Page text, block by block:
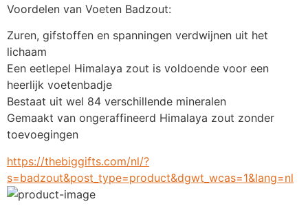
Voordelen van Voeten Badzout:
Zuren, gifstoffen en spanningen verdwijnen uit het
lichaam
Een eetlepel Himalaya zout is voldoende voor een
heerlijk voetenbadje
Bestaat uit wel 84 verschillende mineralen
Gemaakt van ongeraffineerd Himalaya zout zonder
toevoegingen
https://thebiggifts.com/nl/?
s=badzout&post_type=product&dgwt_wcas=1&lang=nl